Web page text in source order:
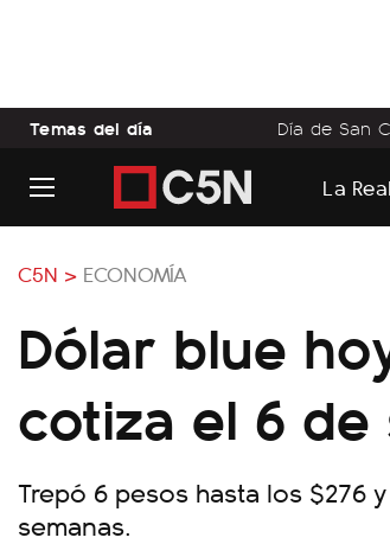
Temas del día Día de San
La
C5N > ECONOMÍA
Dólar blue
cotiza el 6
Trepó 6 pesos hasta los $276
semanas.